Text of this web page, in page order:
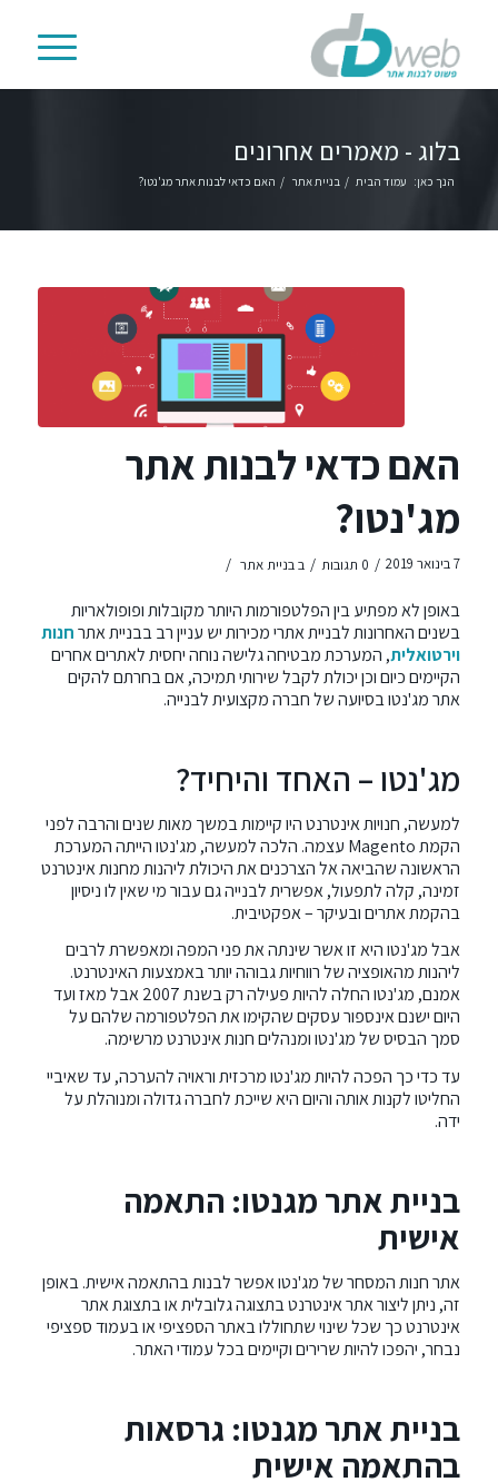
בלוג - מאמרים אחרונים
הנך כאן: עמוד הבית / בניית אתר / האם כדאי לבנות אתר מג'נטו?
האם כדאי לבנות אתר
מג'נטו?
7 בינואר 2019 / 0 תגובות / בבניית אתר /
באופן לא מפתיע בין הפלטפורמות היותר מקובלות ופופולאריות
בשנים האחרונות לבניית אתרי מכירות יש עניין רב בבניית אתרחנות
וירטואלית, המערכת מבטיחה גלישה נוחה יחסית לאתרים אחרים
הקיימים כיום וכן יכולת לקבל שירותי תמיכה, אם בחרתם להקים
אתר מג'נטו בסיועה של חברה מקצועית לבנייה.
מג'נטו – האחד והיחיד?
למעשה, חנויות אינטרנט היו קיימות במשך מאות שנים והרבה לפני
הקמת Magento עצמה. הלכה למעשה, מג'נטו הייתה המערכת
הראשונה שהביאה אל הצרכנים את היכולת ליהנות מחנות אינטרנט
זמינה, קלה לתפעול, אפשרית לבנייה גם עבור מי שאין לו ניסיון
בהקמת אתרים ובעיקר – אפקטיבית.
אבל מג'נטו היא זו אשר שינתה את פני המפה ומאפשרת לרבים
ליהנות מהאופציה של רווחיות גבוהה יותר באמצעות האינטרנט.
אמנם, מג'נטו החלה להיות פעילה רק בשנת 2007 אבל מאז ועד
היום ישנם אינספור עסקים שהקימו את הפלטפורמה שלהם על
סמך הבסיס של מג'נטו ומנהלים חנות אינטרנט מרשימה.
עד כדי כך הפכה להיות מג'נטו מרכזית וראויה להערכה, עד שאיביי
החליטו לקנות אותה והיום היא שייכת לחברה גדולה ומנוהלת על
ידה.
בניית אתר מגנטו: התאמה
אישית
אתר חנות המסחר של מג'נטו אפשר לבנות בהתאמה אישית. באופן
זה, ניתן ליצור אתר אינטרנט בתצוגה גלובלית או בתצוגת אתר
אינטרנט כך שכל שינוי שתחוללו באתר הספציפי או בעמוד ספציפי
נבחר, יהפכו להיות שרירים וקיימים בכל עמודי האתר.
בניית אתר מגנטו: גרסאות
בהתאמה אישית